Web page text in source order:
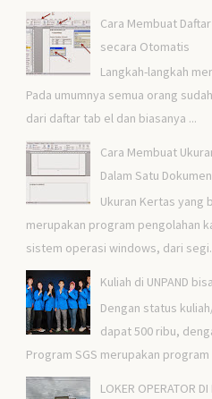
Cara Membuat
secara Otomatis
Langkah-langkah
Pada umumnya semua orang
dari daftar tab el dan biasanya ...
Cara Membuat
Dalam Satu Dokumen
Ukuran Kertas yang
merupakan program pengolahan
sistem operasi windows, dari
Kuliah di UNPAND
Dengan status
dapat 500 ribu,
Program SGS merupakan
LOKER OPERATOR